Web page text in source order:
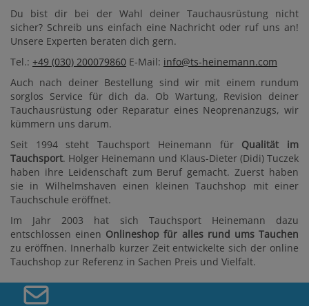
Du bist dir bei der Wahl deiner Tauchausrüstung nicht
sicher? Schreib uns einfach eine Nachricht oder ruf uns an!
Unsere Experten beraten dich gern.
Tel.: +49 (030) 200079860 E-Mail: info@ts-heinemann.com
Auch nach deiner Bestellung sind wir mit einem rundum
sorglos Service für dich da. Ob Wartung, Revision deiner
Tauchausrüstung oder Reparatur eines Neoprenanzugs, wir
kümmern uns darum.
Seit 1994 steht Tauchsport Heinemann für Qualität im
Tauchsport. Holger Heinemann und Klaus-Dieter (Didi) Tuczek
haben ihre Leidenschaft zum Beruf gemacht. Zuerst haben
sie in Wilhelmshaven einen kleinen Tauchshop mit einer
Tauchschule eröffnet.
Im Jahr 2003 hat sich Tauchsport Heinemann dazu
entschlossen einen Onlineshop für alles rund ums Tauchen
zu eröffnen. Innerhalb kurzer Zeit entwickelte sich der online
Tauchshop zur Referenz in Sachen Preis und Vielfalt.